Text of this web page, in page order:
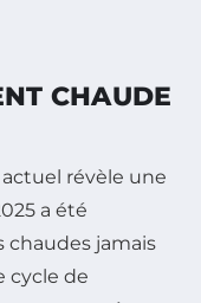
CHAUDE
révèle une
a été
chaudes jamais
cycle de